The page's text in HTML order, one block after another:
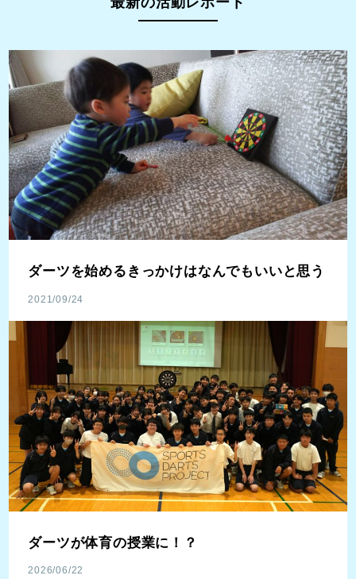
ダーツを始めるきっかけはなんでもいいと思う
2021/09/24
ダーツが体育の授業に！？
2026/06/22